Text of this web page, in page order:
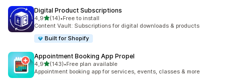
Digital Product Subscriptions
4,95 yıldız üzerinden
(14)
toplam 14 değerlendirme
•Free to install
Content Vault: Subscriptions for digital downloads & products
Built for Shopify
Appointment Booking App Propel
4,95 yıldız üzerinden
(143)
toplam 143 değerlendirme
•Free plan available
Appointment booking app for services, events, classes & more